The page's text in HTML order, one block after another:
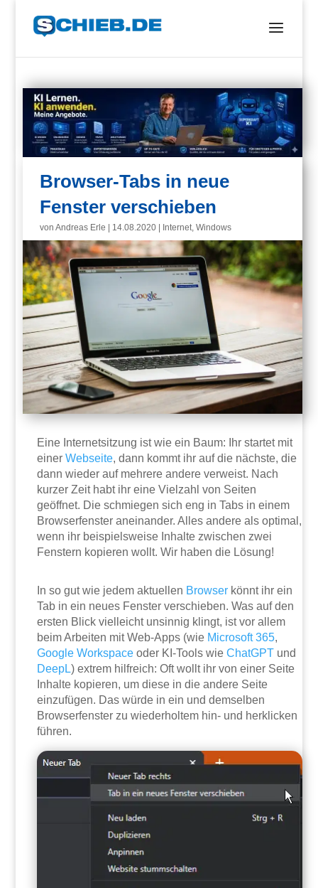
Browser-Tabs in neue
Fenster verschieben
vonAndreas Erle 14.08.2020 Internet,Windows
Eine Internetsitzung ist wie ein Baum: Ihr startet mit
einerWebseite, dann kommt ihr auf die nächste, die
dann wieder auf mehrere andere verweist. Nach
kurzer Zeit habt ihr eine Vielzahl von Seiten
geöffnet. Die schmiegen sich eng in Tabs in einem
Browserfenster aneinander. Alles andere als optimal,
wenn ihr beispielsweise Inhalte zwischen zwei
Fenstern kopieren wollt. Wir haben die Lösung!
In so gut wie jedem aktuellen Browser könnt ihr ein
Tab in ein neues Fenster verschieben. Was auf den
ersten Blick vielleicht unsinnig klingt, ist vor allem
beim Arbeiten mit Web-Apps (wie Microsoft 365,
Google Workspace oder KI-Tools wieChatGPT und
DeepL) extrem hilfreich: Oft wollt ihr von einer Seite
Inhalte kopieren, um diese in die andere Seite
einzufügen. Das würde in ein und demselben
Browserfenster zu wiederholtem hin- und herklicken
führen.